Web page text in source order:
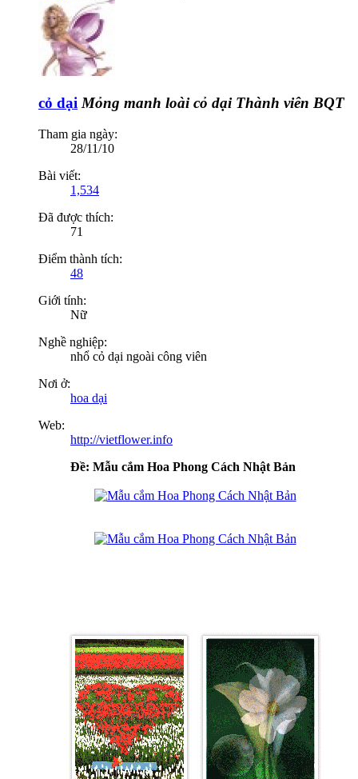
cỏ dại Mỏng manh loài cỏ dại Thành viên BQT
Tham gia ngày:
28/11/10
Bài viết:
1,534
Đã được thích:
71
Điểm thành tích:
48
Giới tính:
Nữ
Nghề nghiệp:
nhổ cỏ dại ngoài công viên
Nơi ở:
hoa dại
Web:
http://vietflower.info
Ðề: Mẫu cắm Hoa Phong Cách Nhật Bản